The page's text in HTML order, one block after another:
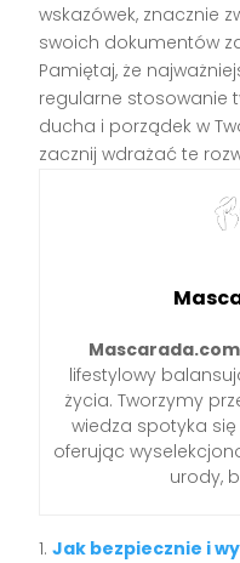
wskazówek, znacznie
swoich dokumentów
Pamiętaj, że
regularne stosowanie
ducha i porządek w
zacznij wdrażać te
lifestylowy
życia. Tworzymy
wiedza spotyka
oferując
urody,
Jak bezpiecznie i